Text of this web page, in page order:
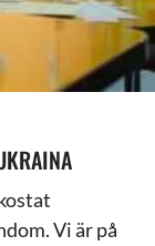
Vi är på